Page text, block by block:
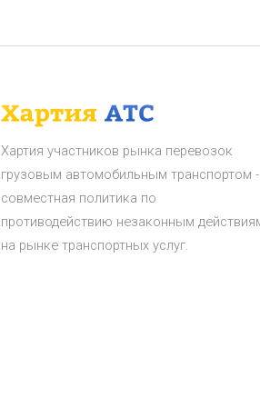
Хартия участников рынка перевозок
грузовым автомобильным транспортом -
совместная политика по
противодействию незаконным
на рынке транспортных услуг.